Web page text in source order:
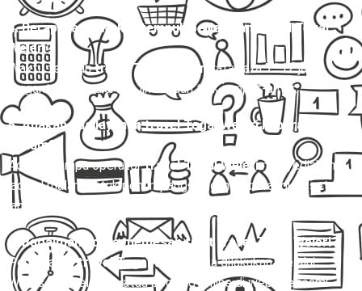
4. Berapa lama waktu tempuh perjalanan travel Tegal
Weleri?
Waktu tempuhtravel Tegal Weleri
rata-rata 7–12 jam,
tergantung kondisi lalu lintas dan titik jemput-antar.
5. Apakah ada layanan travel Tegal Weleri keberangkatan
malam?
Ada, beberapa operatortravel Tegal Welerimenyediakan
jadwal malam untuk penumpang yang ingin berangkat setelah
jam kerja.
6. Bagaimana cara memesan tiket travel Tegal Weleri?
Pemesanantravel Tegal Weleri
bisa dilakukan melalui
WhatsApp, telepon, atau booking online di website resmi